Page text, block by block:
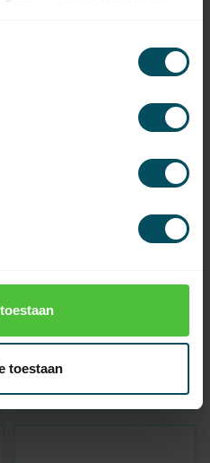
toestaan
Drahtloser
Auf Lager